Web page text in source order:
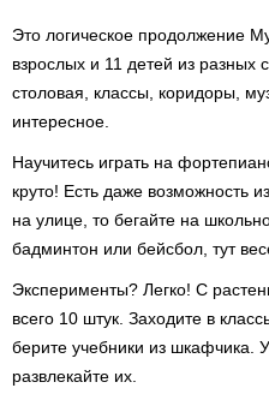
Это логическое продолжение
взрослых и 11 детей из разных
столовая, классы, коридоры,
интересное.
Научитесь играть на
круто! Есть даже возможность
на улице, то бегайте на
бадминтон или бейсбол, тут
Эксперименты? Легко! С
всего 10 штук. Заходите в
берите учебники из шкафчика.
развлекайте их.